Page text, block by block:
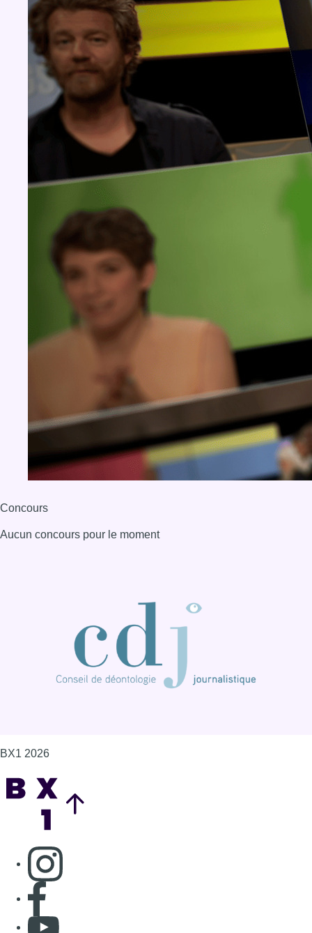
Concours
Aucun concours pour le moment
BX1 2026
Consulter page Instagram
Consulter page Facebook
Consulter Youtube